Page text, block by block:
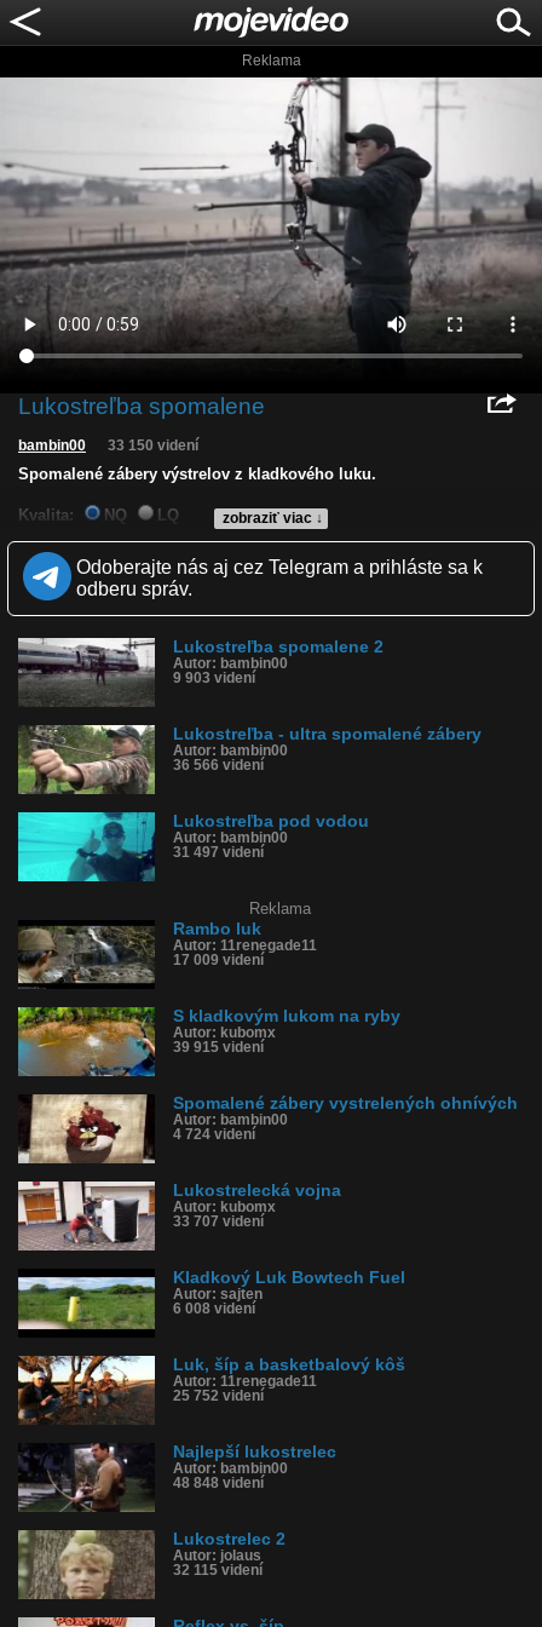
Reklama
Lukostreľba spomalene
zobraziť viac ↓
bambin00 33 150 videní
Spomalené zábery výstrelov z kladkového luku.
Kvalita: NQ
LQ
Zverejnené: 24.12.2014 15:44
Páči sa: 96% (78 hlasov)
Obľúbené: 31
Komentárov: 41
Dľžka: 0:59
Tagy: luk, kladkový luk, lukostreľba, lukostrelec, šíp, hrot, ostrie,
terč, slow motion, spomalene zábery, strelec, zbraň, tetiva
História sledovanosti videa:
Odoberajte nás aj cez Telegram a prihláste sa k
odberu správ.
Lukostreľba spomalene 2
Autor: bambin00
9 903 videní
Lukostreľba - ultra spomalené zábery
Autor: bambin00
36 566 videní
Lukostreľba pod vodou
Autor: bambin00
31 497 videní
Reklama
Rambo luk
Autor: 11renegade11
17 009 videní
S kladkovým lukom na ryby
Autor: kubomx
39 915 videní
Spomalené zábery vystrelených ohnívých
Autor: bambin00
4 724 videní
Lukostrelecká vojna
Autor: kubomx
33 707 videní
Kladkový Luk Bowtech Fuel
Autor: sajten
6 008 videní
Luk, šíp a basketbalový kôš
Autor: 11renegade11
25 752 videní
Najlepší lukostrelec
Autor: bambin00
48 848 videní
Lukostrelec 2
Autor: jolaus
32 115 videní